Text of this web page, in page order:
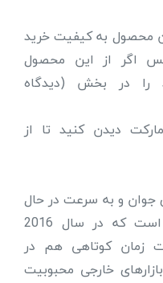
محصول به کیفیت خرید
اگر از این محصول
را در بخش (دیدگاه
دیدن کنید تا از
جوان و به سرعت در حال
توسعه برای محصولات کودک است که در سال 2016
زمان کوتاهی هم در
خارجی محبوبیت